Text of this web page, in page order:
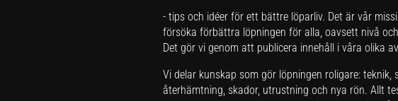
- tips och idéer för ett bättre löparliv. Det är vår
försöka förbättra löpningen för alla, oavsett nivå
Det gör vi genom att publicera innehåll i våra olika
Vi delar kunskap som gör löpningen roligare: teknik,
återhämtning, skador, utrustning och nya rön. Allt